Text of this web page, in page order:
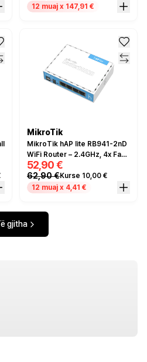
12 muaj x 147,91 €
MikroTik
MikroTik hAP lite RB941-2nD
WiFi Router – 2.4GHz, 4x Fast
Ethernet
52,90 €
62,90 €Kurse 10,00 €
12 muaj x 4,41 €
gjitha